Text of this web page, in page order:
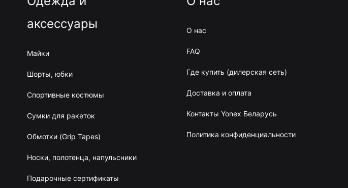
аксессуары
Майки
Шорты, юбки
Спортивные костюмы
Сумки для ракеток
Обмотки (Grip Tapes)
Носки, полотенца, напульсники
Подарочные сертификаты
О нас
FAQ
Где купить (дилерская сеть)
Доставка и оплата
Контакты Yonex Беларусь
Политика конфиденциальности